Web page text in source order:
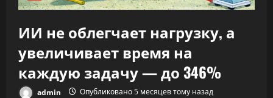
ИИ не облегчает нагрузку, а
увеличивает время на
каждую задачу — до 346%
admin Опубликовано 5 месяцев тому назад